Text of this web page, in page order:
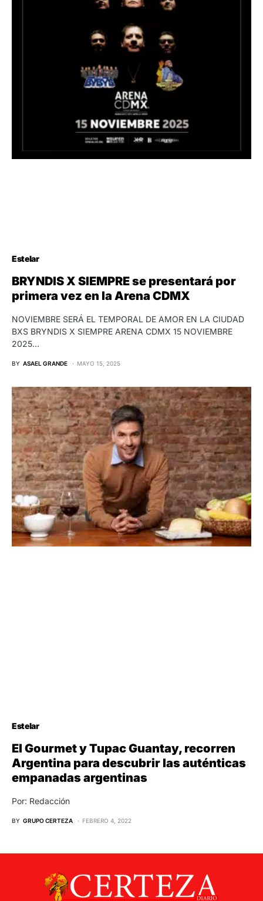
Estelar
BRYNDIS X SIEMPRE se presentará por
primera vez en la Arena CDMX
NOVIEMBRE SERÁ EL TEMPORAL DE AMOR EN LA CIUDAD
BXS BRYNDIS X SIEMPRE ARENA CDMX 15 NOVIEMBRE
2025…
BY ASAEL GRANDE MAYO 15, 2025
Estelar
El Gourmet y Tupac Guantay, recorren
Argentina para descubrir las auténticas
empanadas argentinas
Por: Redacción
BY GRUPO CERTEZA FEBRERO 4, 2022